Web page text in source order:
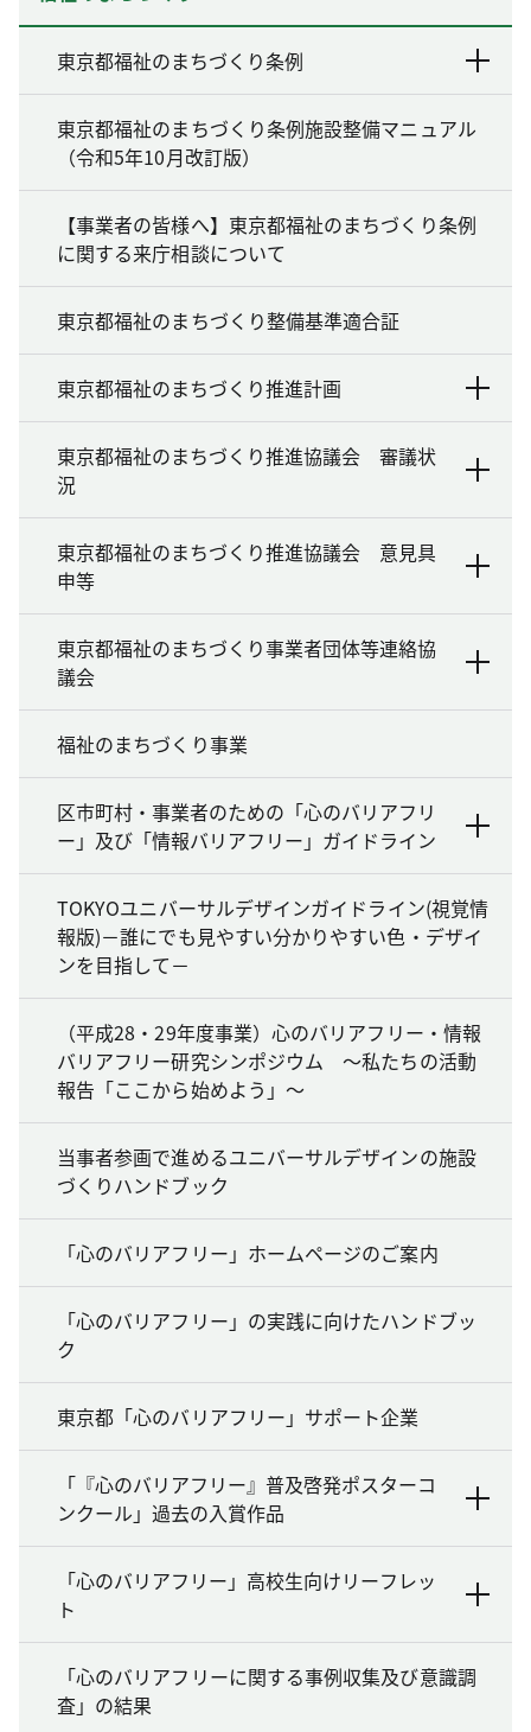
東京都福祉のまちづくり条例
東京都福祉のまちづくり条例施設整備マニュアル
（令和5年10月改訂版）
【事業者の皆様へ】東京都福祉のまちづくり条例
に関する来庁相談について
東京都福祉のまちづくり整備基準適合証
東京都福祉のまちづくり推進計画
東京都福祉のまちづくり推進協議会 審議状
況
東京都福祉のまちづくり推進協議会 意見具
申等
東京都福祉のまちづくり事業者団体等連絡協
議会
福祉のまちづくり事業
区市町村・事業者のための「心のバリアフリ
ー」及び「情報バリアフリー」ガイドライン
TOKYOユニバーサルデザインガイドライン(視覚情
報版)－誰にでも見やすい分かりやすい色・デザイ
ンを目指して－
（平成28・29年度事業）心のバリアフリー・情報
バリアフリー研究シンポジウム ～私たちの活動
報告「ここから始めよう」～
当事者参画で進めるユニバーサルデザインの施設
づくりハンドブック
「心のバリアフリー」ホームページのご案内
「心のバリアフリー」の実践に向けたハンドブッ
ク
東京都「心のバリアフリー」サポート企業
「『心のバリアフリー』普及啓発ポスターコ
ンクール」過去の入賞作品
「心のバリアフリー」高校生向けリーフレッ
ト
「心のバリアフリーに関する事例収集及び意識調
査」の結果